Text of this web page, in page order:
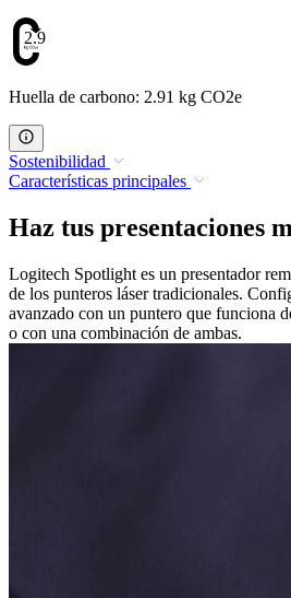
2.91
Huella de carbono: 2.91 kg CO2e
Sostenibilidad
Características principales
Haz tus presentaciones
Logitech Spotlight es un presentador
de los punteros láser tradicionales.
avanzado con un puntero que funciona
o con una combinación de ambas.